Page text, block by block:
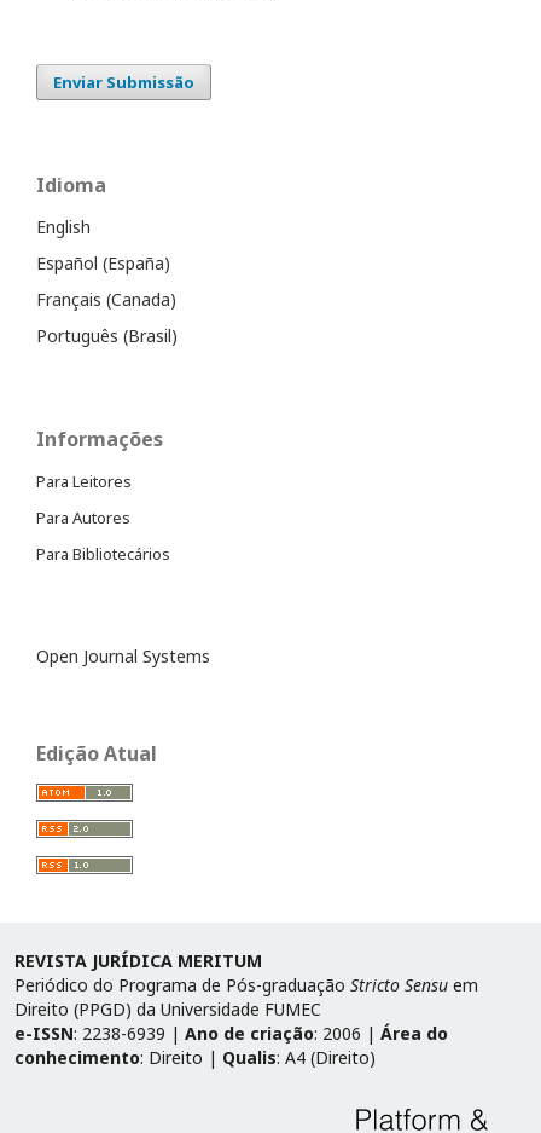
Enviar Submissão
Idioma
English
Español (España)
Français (Canada)
Português (Brasil)
Informações
Para Leitores
Para Autores
Para Bibliotecários
Open Journal Systems
Edição Atual
REVISTA JURÍDICA MERITUM
Periódico do Programa de Pós-graduação Stricto Sensu em
Direito (PPGD) da Universidade FUMEC
e-ISSN: 2238-6939 | Ano de criação: 2006 | Área do
conhecimento: Direito | Qualis: A4 (Direito)